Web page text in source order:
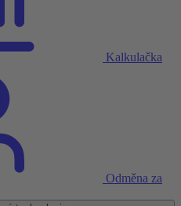
Kalkulačka
Odměna za